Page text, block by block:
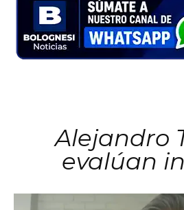
Alejandro
evalúan